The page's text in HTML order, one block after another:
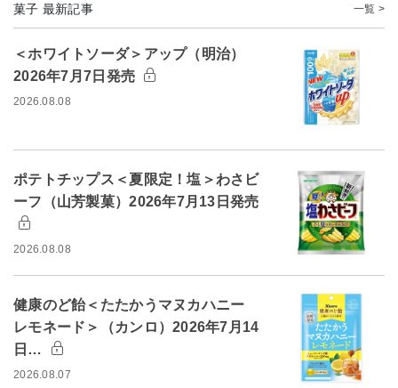
菓子 最新記事 一覧 >
＜ホワイトソーダ＞アップ（明治）
2026年7月7日発売
2026.08.08
ポテトチップス＜夏限定！塩＞わさビ
ーフ（山芳製菓）2026年7月13日発売
2026.08.08
健康のど飴＜たたかうマヌカハニー
レモネード＞（カンロ）2026年7月14
日…
2026.08.07